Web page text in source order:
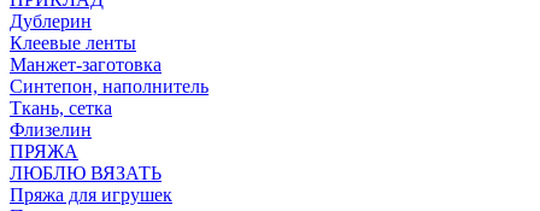
Дублерин
Клеевые ленты
Манжет-заготовка
Синтепон, наполнитель
Ткань, сетка
Флизелин
ПРЯЖА
ЛЮБЛЮ ВЯЗАТЬ
Пряжа для игрушек